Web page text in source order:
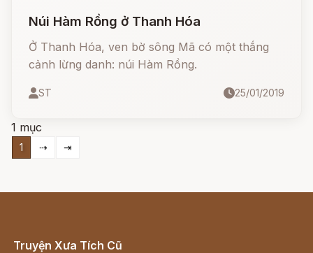
Núi Hàm Rồng ở Thanh Hóa
Ở Thanh Hóa, ven bờ sông Mã có một thắng
cảnh lừng danh: núi Hàm Rồng.
ST 25/01/2019
1 mục
1 ⇢ ⇥
Truyện Xưa Tích Cũ